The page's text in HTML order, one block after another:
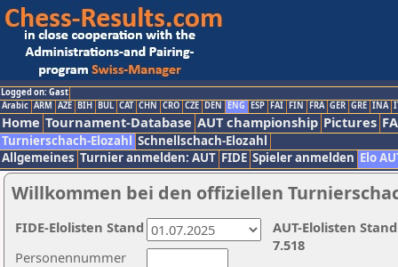
Logged on: Gast
Arabic ARM AZE BIH BUL CAT CHN CRO CZE DEN ENG ESP FAI FIN FRA GER GRE INA
Home Tournament-Database AUT championship Pictures
Turnierschach-Elozahl Schnellschach-Elozahl
Allgemeines Turnier anmelden: AUT FIDE Spieler anmelden Elo
Willkommen bei den offiziellen
Personennummer
AUT-Elolisten
7.518
FIDE-Elolisten Stand